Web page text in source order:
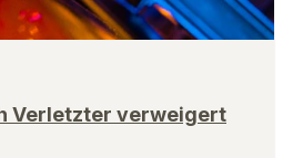
Verletzter verweigert